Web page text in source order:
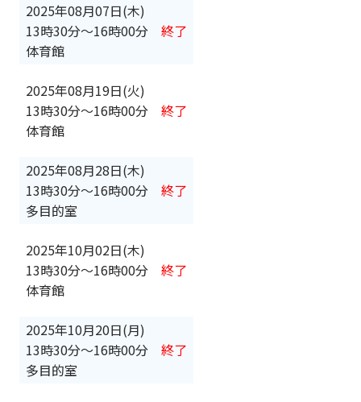
2025年08月07日(木)
13時30分〜16時00分
体育館
終了
2025年08月19日(火)
13時30分〜16時00分
体育館
終了
2025年08月28日(木)
13時30分〜16時00分
多目的室
終了
2025年10月02日(木)
13時30分〜16時00分
体育館
終了
2025年10月20日(月)
13時30分〜16時00分
多目的室
終了